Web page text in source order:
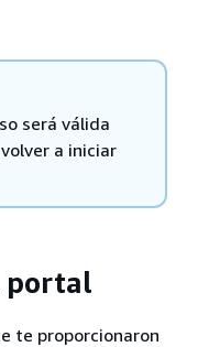
será válida
a iniciar
portal
te proporcionaron